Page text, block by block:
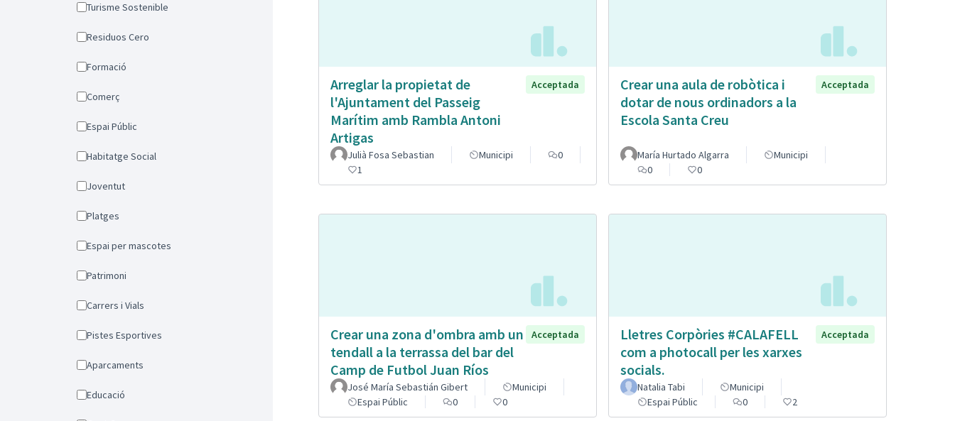
Turisme Sostenible
Residuos Cero
Formació
Comerç
Espai Públic
Habitatge Social
Joventut
Platges
Espai per mascotes
Patrimoni
Carrers i Vials
Pistes Esportives
Aparcaments
Educació
Arreglar la propietat de
l'Ajuntament del Passeig
Marítim amb Rambla Antoni
Artigas
Acceptada
Julià Fosa Sebastian Municipi
0
1
Crear una aula de robòtica i
dotar de nous ordinadors a la
Escola Santa Creu
Acceptada
María Hurtado Algarra
Municipi
0
0
Crear una zona d'ombra amb un
tendall a la terrassa del bar del
Camp de Futbol Juan Ríos
Acceptada
José María Sebastián Gibert
Municipi
Espai Públic
0 0
Lletres Corpòries #CALAFELL
com a photocall per les xarxes
socials.
Acceptada
Natalia Tabi
Municipi
Espai Públic
0 2